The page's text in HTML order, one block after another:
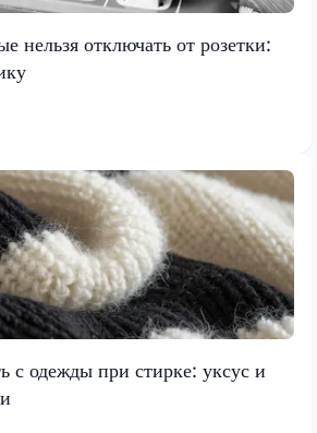
нельзя отключать от розетки:
с одежды при стирке: уксус и